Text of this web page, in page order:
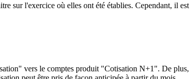
sur l'exercice où elles ont été établies. Cependant, il est
vers le comptes produit "Cotisation N+1". De plus,